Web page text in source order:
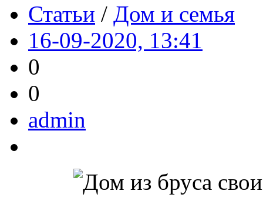
Статьи / Дом и семья
16-09-2020, 13:41
0
0
admin